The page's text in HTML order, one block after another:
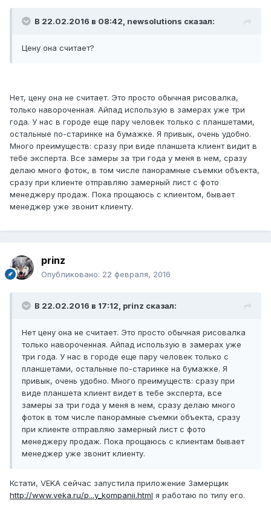
В 22.02.2016 в 08:42, newsolutions сказал:
Цену она считает?
Нет, цену она не считает. Это просто обычная рисовалка,
только навороченная. Айпад использую в замерах уже три
года. У нас в городе еще пару человек только с планшетами,
остальные по-старинке на бумажке. Я привык, очень удобно.
Много преимуществ: сразу при виде планшета клиент видит в
тебе эксперта. Все замеры за три года у меня в нем, сразу
делаю много фоток, в том числе панорамные съемки объекта,
сразу при клиенте отправляю замерный лист с фото
менеджеру продаж. Пока прощаюсь с клиентом, бывает
менеджер уже звонит клиенту.
prinz
Опубликовано: 22 февраля, 2016
В 22.02.2016 в 17:12, prinz сказал:
Нет цену она не считает. Это просто обычная рисовалка
только навороченная. Айпад использую в замерах уже
три года. У нас в городе еще пару человек только с
планшетами, остальные по-старинке на бумажке. Я
привык, очень удобно. Много преимуществ: сразу при
виде планшета клиент видет в тебе эксперта, все
замеры за три года у меня в нем, сразу делаю много
фоток в том числе панорамные съемки объекта, сразу
при клиенте отправляю замерный лист с фото
менеджеру продаж. Пока прощаюсь с клиентам бывает
менеджер уже звонит клиенту.
Кстати, VEKA сейчас запустила приложение Замерщик
http://www.veka.ru/p...y_kompanii.html я работаю по типу его.